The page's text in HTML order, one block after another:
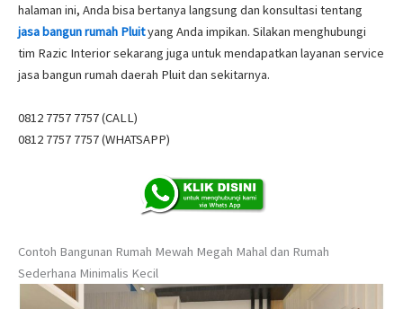
halaman ini, Anda bisa bertanya langsung dan konsultasi tentang
jasa bangun rumah Pluityang Anda impikan. Silakan menghubungi
tim Razic Interior sekarang juga untuk mendapatkan layanan service
jasa bangun rumah daerah Pluit dan sekitarnya.
0812 7757 7757 (CALL)
0812 7757 7757 (WHATSAPP)
Contoh Bangunan Rumah Mewah Megah Mahal dan Rumah
Sederhana Minimalis Kecil